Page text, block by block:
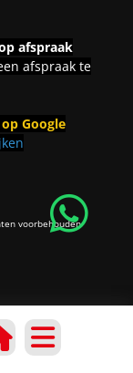
afspraak
afspraak te
Google
voorbehouden